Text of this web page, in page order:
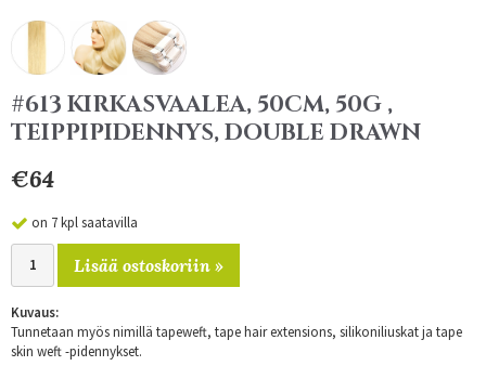
#613 KIRKASVAALEA, 50CM, 50G ,
TEIPPIPIDENNYS, DOUBLE DRAWN
€64
on 7 kpl saatavilla
Lisää ostoskoriin »
Kuvaus:
Tunnetaan myös nimillä tapeweft, tape hair extensions, silikoniliuskat ja tape
skin weft -pidennykset.